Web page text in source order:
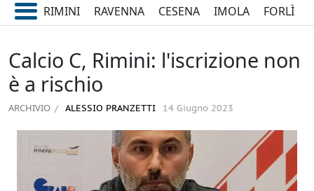
RIMINI RAVENNA CESENA IMOLA FORLÌ
Calcio C, Rimini: l'iscrizione non
è a rischio
ARCHIVIO ALESSIO PRANZETTI 14 Giugno 2023